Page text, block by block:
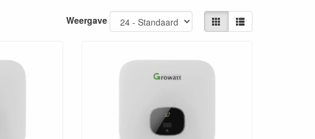
Weergave